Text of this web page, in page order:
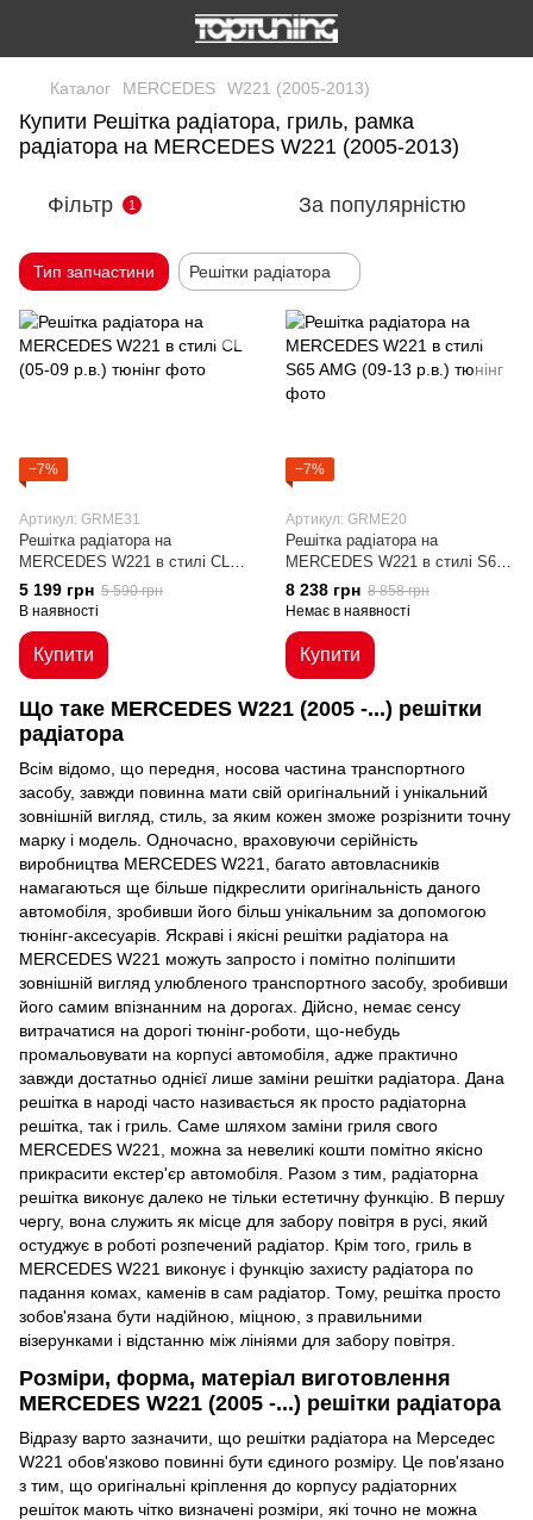
Каталог MERCEDES W221 (2005-2013)
Купити Решітка радіатора, гриль, рамка
радіатора на MERCEDES W221 (2005-2013)
Фільтр 1 За популярністю
Тип запчастини Решітки радіатора
−7%
Артикул: GRME31
Решітка радіатора на
MERCEDES W221 в стилі CL
(05-09 р.в.)
5 199 грн 5 590 грн
В наявності
Купити
−7%
Артикул: GRME20
Решітка радіатора на
MERCEDES W221 в стилі S65
AMG (09-13 р.в.)
8 238 грн 8 858 грн
Немає в наявності
Купити
Що таке MERCEDES W221 (2005 -...) решітки
радіатора
Всім відомо, що передня, носова частина транспортного
засобу, завжди повинна мати свій оригінальний і унікальний
зовнішній вигляд, стиль, за яким кожен зможе розрізнити точну
марку і модель. Одночасно, враховуючи серійність
виробництва MERCEDES W221, багато автовласників
намагаються ще більше підкреслити оригінальність даного
автомобіля, зробивши його більш унікальним за допомогою
тюнінг-аксесуарів. Яскраві і якісні решітки радіатора на
MERCEDES W221 можуть запросто і помітно поліпшити
зовнішній вигляд улюбленого транспортного засобу, зробивши
його самим впізнанним на дорогах. Дійсно, немає сенсу
витрачатися на дорогі тюнінг-роботи, що-небудь
промальовувати на корпусі автомобіля, адже практично
завжди достатньо однієї лише заміни решітки радіатора. Дана
решітка в народі часто називається як просто радіаторна
решітка, так і гриль. Саме шляхом заміни гриля свого
MERCEDES W221, можна за невеликі кошти помітно якісно
прикрасити екстер'єр автомобіля. Разом з тим, радіаторна
решітка виконує далеко не тільки естетичну функцію. В першу
чергу, вона служить як місце для забору повітря в русі, який
остуджує в роботі розпечений радіатор. Крім того, гриль в
MERCEDES W221 виконує і функцію захисту радіатора по
падання комах, каменів в сам радіатор. Тому, решітка просто
зобов'язана бути надійною, міцною, з правильними
візерунками і відстанню між лініями для забору повітря.
Розміри, форма, матеріал виготовлення
MERCEDES W221 (2005 -...) решітки радіатора
Відразу варто зазначити, що решітки радіатора на Мерседес
W221 обов'язково повинні бути єдиного розміру. Це пов'язано
з тим, що оригінальні кріплення до корпусу радіаторних
решіток мають чітко визначені розміри, які точно не можна